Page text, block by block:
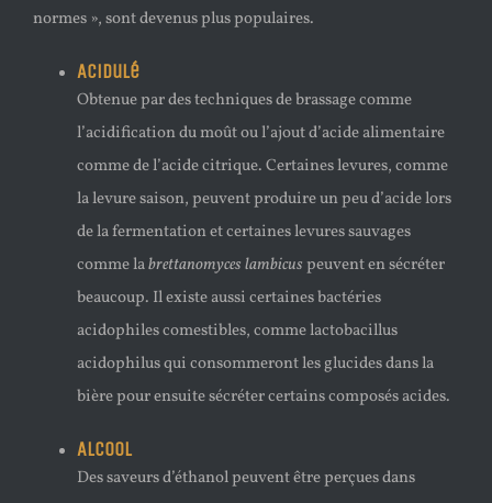
normes », sont devenus plus populaires.
Acidulé
Obtenue par des techniques de brassage comme
l’acidification du moût ou l’ajout d’acide alimentaire
comme de l’acide citrique. Certaines levures, comme
la levure saison, peuvent produire un peu d’acide lors
de la fermentation et certaines levures sauvages
comme labrettanomyces lambicuspeuvent en sécréter
beaucoup. Il existe aussi certaines bactéries
acidophiles comestibles, comme lactobacillus
acidophilus qui consommeront les glucides dans la
bière pour ensuite sécréter certains composés acides.
Alcool
Des saveurs d’éthanol peuvent être perçues dans